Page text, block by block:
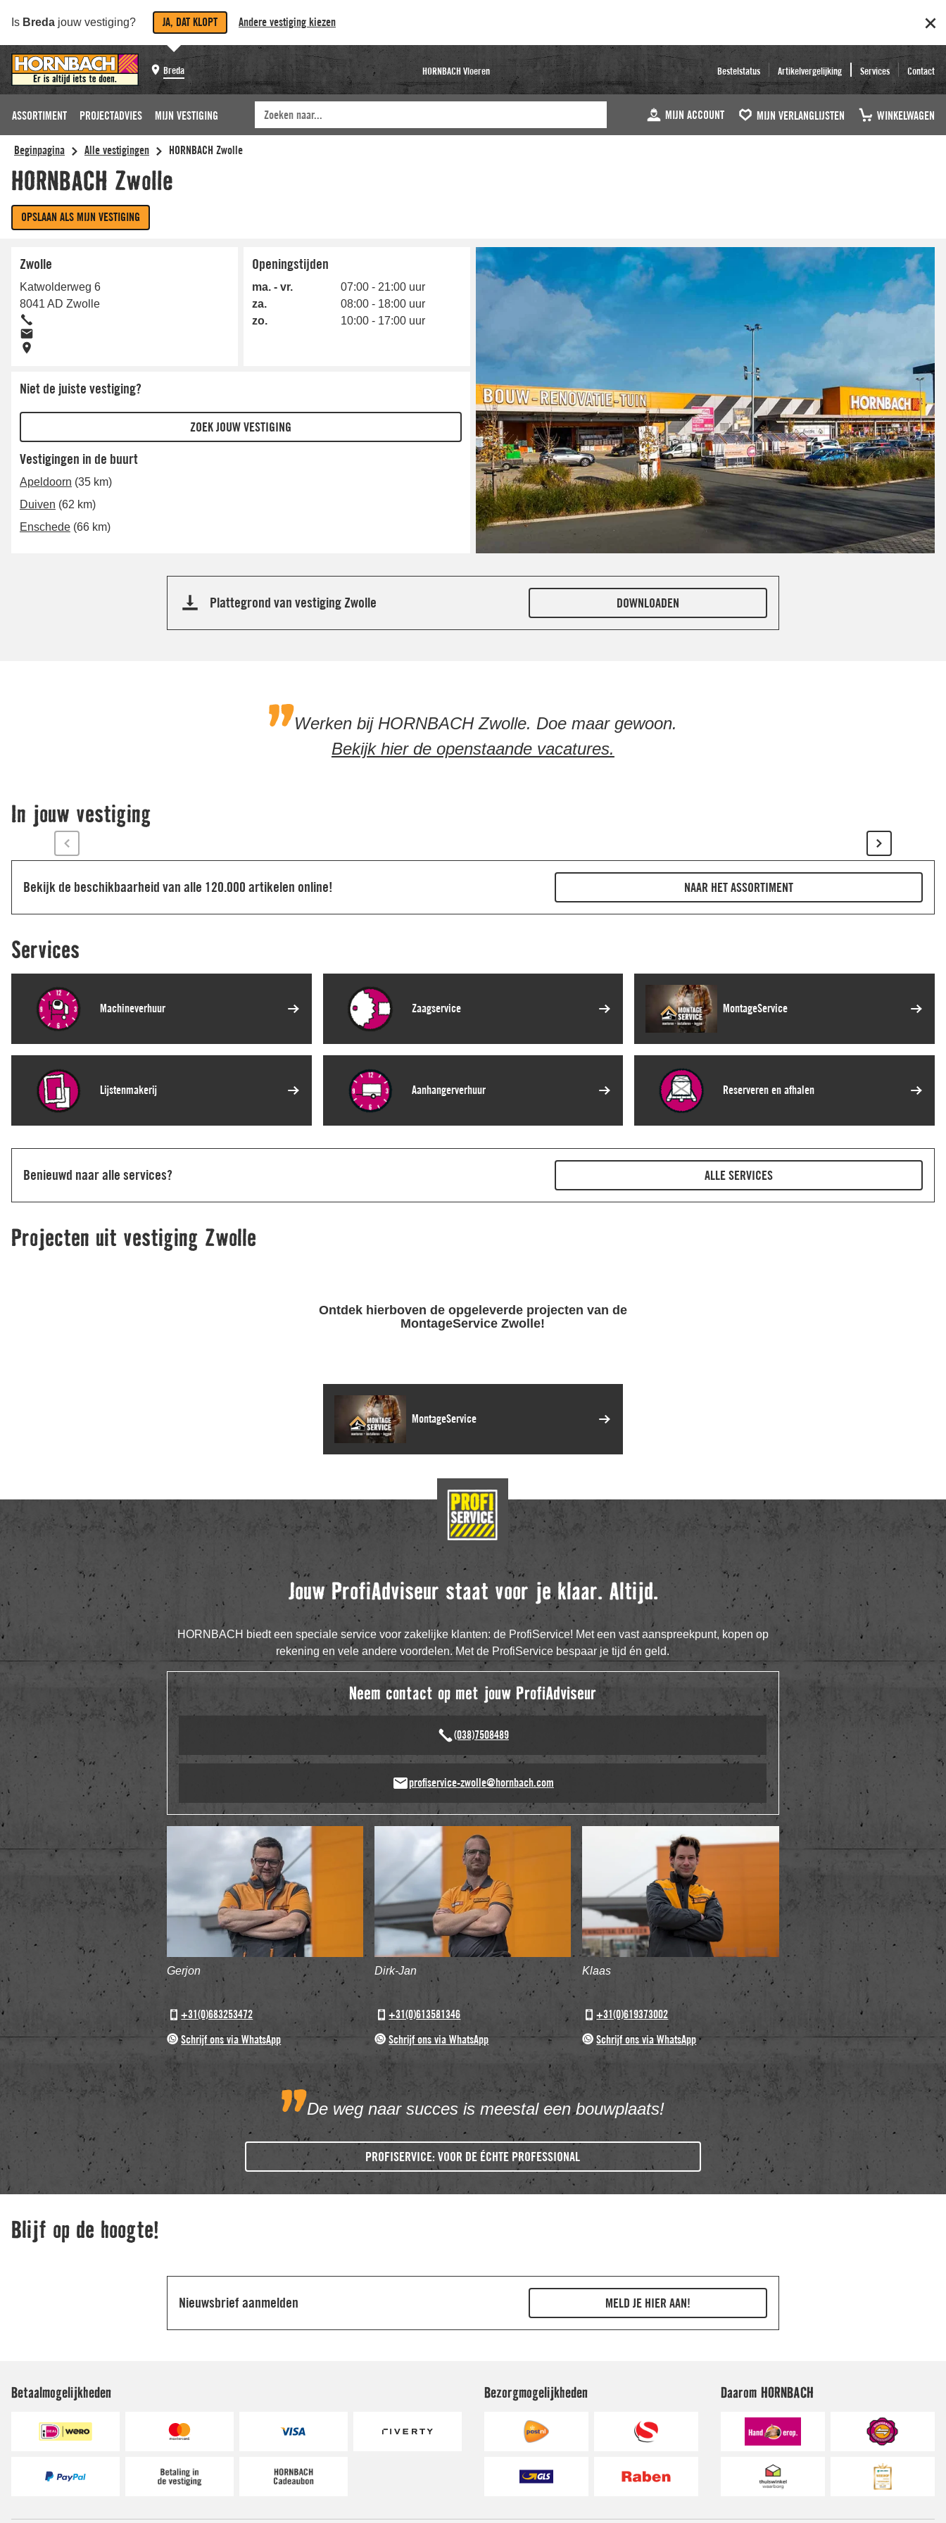
Is Breda jouw vestiging? JA, DAT KLOPT Andere vestiging kiezen
Breda HORNBACH Vloeren Bestelstatus Artikelvergelijking Services Contact
ASSORTIMENT PROJECTADVIES MIJN VESTIGING MIJN ACCOUNT MIJN VERLANGLIJSTEN WINKELWAGEN
Zwolle
Katwolderweg 6
8041 AD Zwolle
Openingstijden
ma. - vr.
07:00 - 21:00 uur
za.
08:00 - 18:00 uur
zo.
10:00 - 17:00 uur
Niet de juiste vestiging?
Vestigingen in de buurt
Apeldoorn (35 km)
Duiven (62 km)
Enschede (66 km)
Betaalmogelijkheden Bezorgmogelijkheden Daarom HORNBACH